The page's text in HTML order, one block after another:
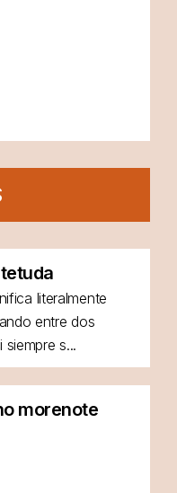
literalmente
entre dos
s...
morenote